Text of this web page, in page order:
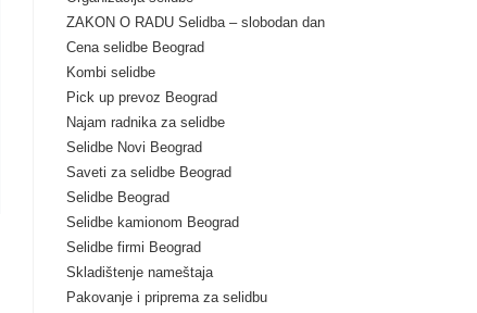
ZAKON O RADU Selidba – slobodan dan
Cena selidbe Beograd
Kombi selidbe
Pick up prevoz Beograd
Najam radnika za selidbe
Selidbe Novi Beograd
Saveti za selidbe Beograd
Selidbe Beograd
Selidbe kamionom Beograd
Selidbe firmi Beograd
Skladištenje nameštaja
Pakovanje i priprema za selidbu